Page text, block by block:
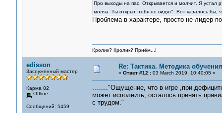
Про выходы на пас. Открывается и молчит. Я устал
молча. Ты открыт, тебя не видят". Вот казалось бы,
Проблема в характере, просто не лидер
Кролик? Кролик? Приём...!
edisson
Заслуженный мастер
Карма 82
Offline
Сообщений: 5459
Re: Тактика. Методика обучения
« Ответ #12 :03 March 2019, 10:40:05 »
........"Ощущение, что в игре ,при
может исполнить, осталось принять
с трудом."